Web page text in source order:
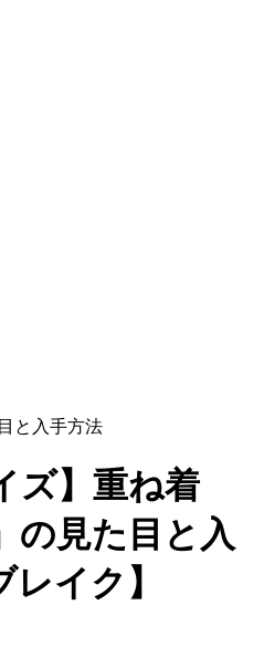
と入手方法
ズ】重ね着
の見た目と入
イク】